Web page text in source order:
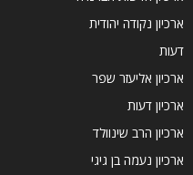
ארכיון נקודה יהודית
דעות
ארכיון אליעזר שפר
ארכיון דעות
ארכיון הרב שינוולד
ארכיון נעמה בן גיגי